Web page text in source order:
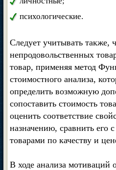
психологические.
Следует учитывать также,
непродовольственных
товар, применяя метод
стоимостного анализа,
определить возможную
сопоставить стоимость
оценить соответствие
назначению, сравнить его
товарами по качеству и
В ходе анализа мотиваций